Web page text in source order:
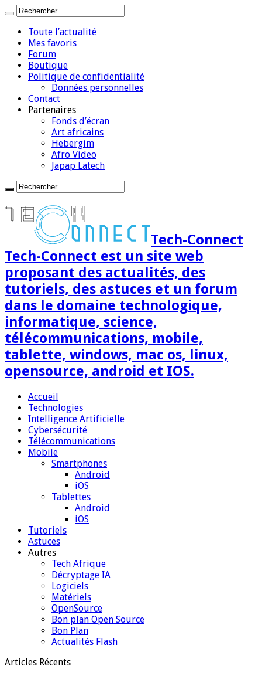
Toute l’actualité
Mes favoris
Forum
Boutique
Politique de confidentialité
Données personnelles
Contact
Partenaires
Fonds d’écran
Art africains
Hebergim
Afro Video
Japap Latech
Tech-Connect
Tech-Connect est un site web
proposant des actualités, des
tutoriels, des astuces et un forum
dans le domaine technologique,
informatique, science,
télécommunications, mobile,
tablette, windows, mac os, linux,
opensource, android et IOS.
Accueil
Technologies
Intelligence Artificielle
Cybersécurité
Télécommunications
Mobile
Smartphones
Android
iOS
Tablettes
Android
iOS
Tutoriels
Astuces
Autres
Tech Afrique
Décryptage IA
Logiciels
Matériels
OpenSource
Bon plan Open Source
Bon Plan
Actualités Flash
Articles Récents